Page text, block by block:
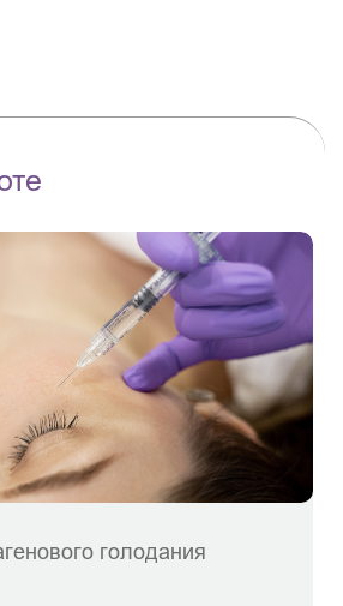
голодания